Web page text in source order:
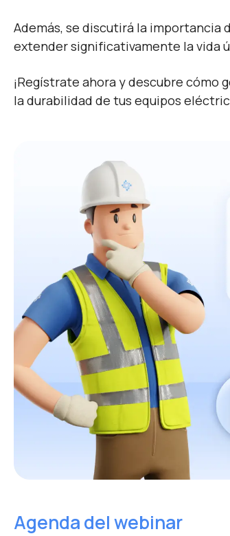
Además, se discutirá la
extender significativamente la vida
¡Regístrate ahora y descubre
la durabilidad de tus equipos
Agenda del webinar